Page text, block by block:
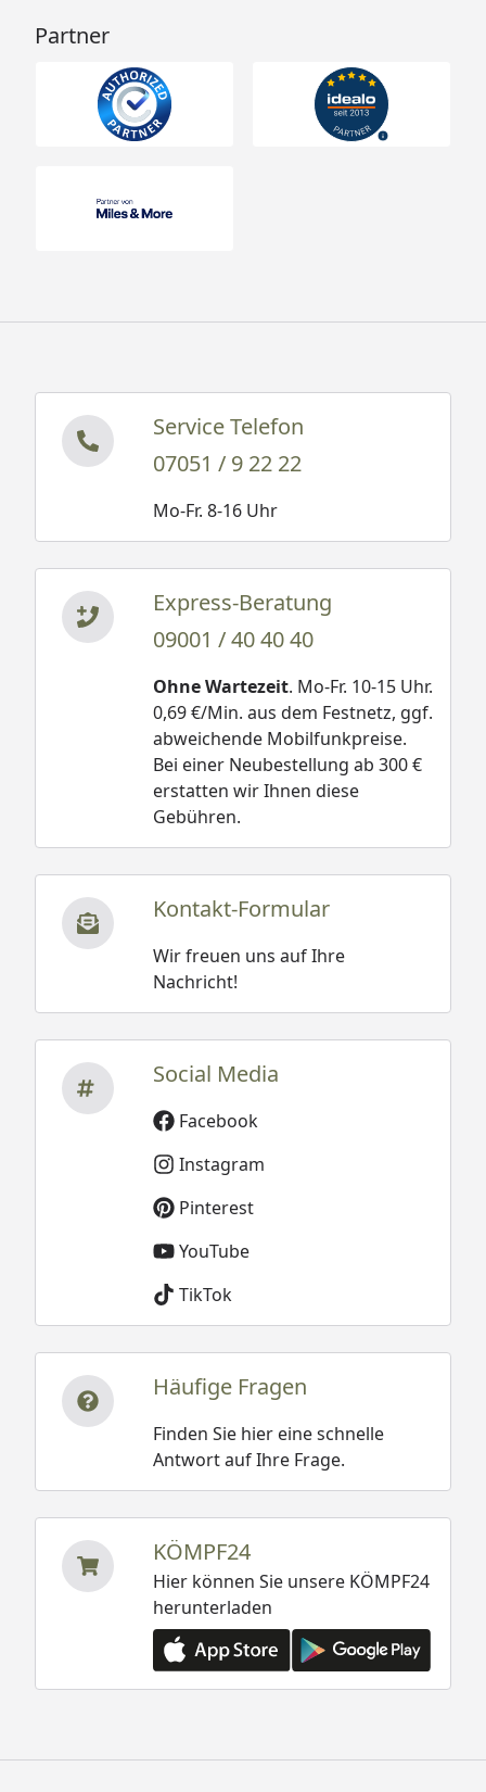
Partner
Service Telefon
07051 / 9 22 22
Mo-Fr. 8-16 Uhr
Express-Beratung
09001 / 40 40 40
Ohne Wartezeit. Mo-Fr. 10-15 Uhr.
0,69 €/Min. aus dem Festnetz, ggf.
abweichende Mobilfunkpreise.
Bei einer Neubestellung ab 300 €
erstatten wir Ihnen diese
Gebühren.
Kontakt-Formular
Wir freuen uns auf Ihre
Nachricht!
Social Media
Facebook
Instagram
Pinterest
YouTube
TikTok
Häufige Fragen
Finden Sie hier eine schnelle
Antwort auf Ihre Frage.
KÖMPF24
Hier können Sie unsere KÖMPF24
herunterladen